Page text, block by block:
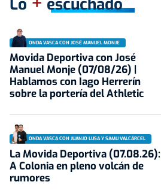
Lo escuchado
ONDA VASCA CON JOSÉ MANUEL MONJE
Movida Deportiva con José
Manuel Monje (07/08/26) |
Hablamos con Iago Herrerín
sobre la portería del Athletic
ONDA VASCA CON JUANJO LUSA Y SAMU VALCÁRCEL
La Movida Deportiva (07.08.26):
A Colonia en pleno volcán de
rumores